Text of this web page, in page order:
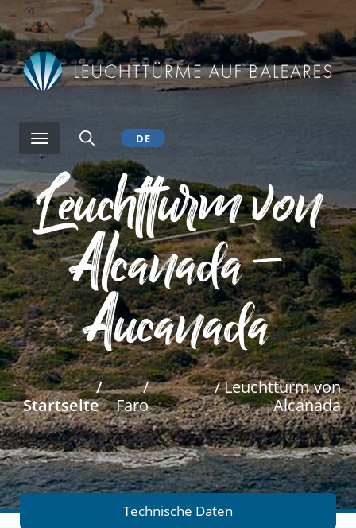
Direkt
zum
Inhalt
DE
Leuchtturm von
Alcanada –
Aucanada
/
Startseite
/
Faro
/ Leuchtturm von
Alcanada
Technische Daten